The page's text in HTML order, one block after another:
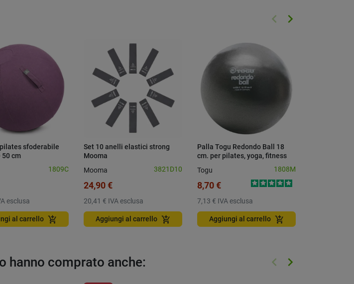
Precedente
keyboard_arrow_left Successivo
keyboard_arrow_right
sfoderabile
50 cm
1809C
esclusa
al carrello add_shopping_cart
Set 10 anelli elastici strong
Mooma
Mooma 3821D10
24,90 €
20,41 € IVA esclusa
Aggiungi al carrello add_shopping_cart
Palla Togu Redondo Ball 18
cm. per pilates, yoga, fitness
Togu 1808M
8,70 €
7,13 € IVA esclusa
Aggiungi al carrello add_shopping_cart
hanno comprato anche: Precedente
keyboard_arrow_left Successivo
keyboard_arrow_right